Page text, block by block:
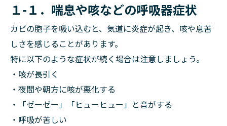
１-１．喘息や咳などの呼吸器症状
カビの胞子を吸い込むと、気道に炎症が起き、咳や息苦
しさを感じることがあります。
特に以下のような症状が続く場合は注意しましょう。
・咳が長引く
・夜間や朝方に咳が悪化する
・「ゼーゼー」「ヒューヒュー」と音がする
・呼吸が苦しい